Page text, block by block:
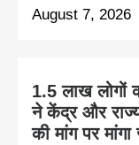
August 7, 2026
1.5 लाख लोगों
ने केंद्र और
की मांग पर मांगा